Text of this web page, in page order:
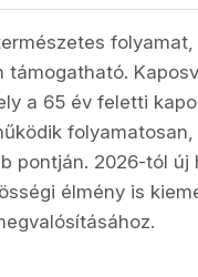
támogatható.
a 65 év feletti
pontján. 2026-tól
élmény is